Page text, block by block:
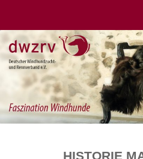
HISTORIE